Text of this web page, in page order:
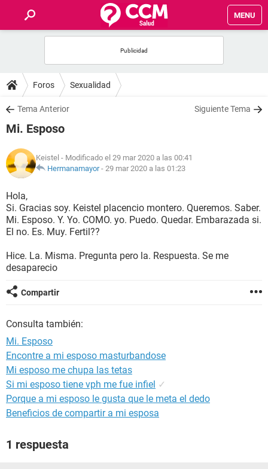
MENU
FOROS
SALUD
NUTRICIÓN
BIENESTAR
SEXUALIDAD
GLOSARIO
Foros Sexualidad
Tema Anterior Siguiente Tema
Mi. Esposo
Keistel - Modificado el 29 mar 2020 a las 00:41
Hermanamayor- 29 mar 2020 a las 01:23
Hola,
Si. Gracias soy. Keistel placencio montero. Queremos. Saber.
Mi. Esposo. Y. Yo. COMO. yo. Puedo. Quedar. Embarazada si.
El no. Es. Muy. Fertil??
Hice. La. Misma. Pregunta pero la. Respuesta. Se me
desaparecio
Compartir
Consulta también:
Mi. Esposo
Encontre a mi esposo masturbandose
Mi esposo me chupa las tetas
Si mi esposo tiene vph me fue infiel ✓
Porque a mi esposo le gusta que le meta el dedo
Beneficios de compartir a mi esposa
1 respuesta